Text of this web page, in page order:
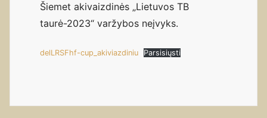
Šiemet akivaizdinės „Lietuvos TB
taurė-2023“ varžybos neįvyks.
delLRSFhf-cup_akiviazdiniu Parsisiųsti